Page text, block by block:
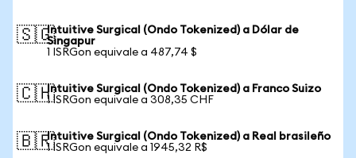
🇸🇬Intuitive Surgical (Ondo Tokenized) a Dólar de
Singapur
1 ISRGon equivale a 487,74 $
🇨🇭Intuitive Surgical (Ondo Tokenized) a Franco Suizo
1 ISRGon equivale a 308,35 CHF
🇧🇷Intuitive Surgical (Ondo Tokenized) a Real brasileño
1 ISRGon equivale a 1945,32 R$